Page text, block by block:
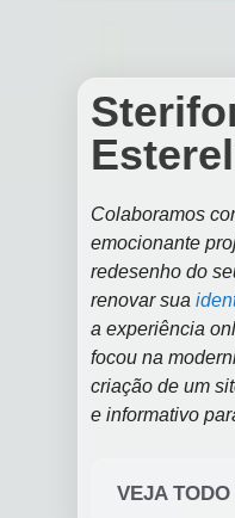
Colaboramos
emocionante
redesenho do
renovar sua
a experiência
focou na
criação de um
e informativo
VEJA